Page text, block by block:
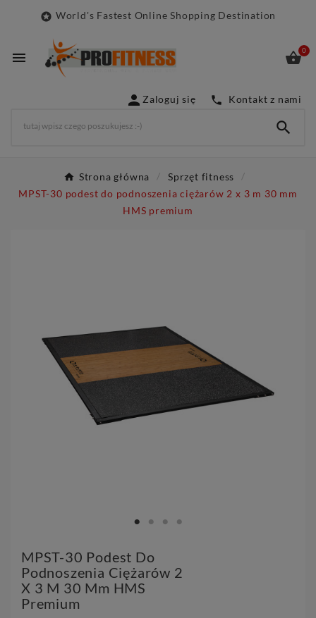
 World's Fastest Online Shopping Destination
 0
 Zaloguj się  Kontakt z nami

Strona główna
Sprzęt fitness
MPST-30 podest do podnoszenia ciężarów 2 x 3 m 30 mm
HMS premium
MPST-30 Podest Do
Podnoszenia Ciężarów 2
X 3 M 30 Mm HMS
Premium